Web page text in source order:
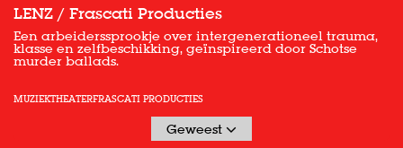
LENZ / Frascati Producties
Een arbeiderssprookje over intergenerationeel trauma,
klasse en zelfbeschikking, geïnspireerd door Schotse
murder ballads.
MUZIEKTHEATERFRASCATI PRODUCTIES
Geweest